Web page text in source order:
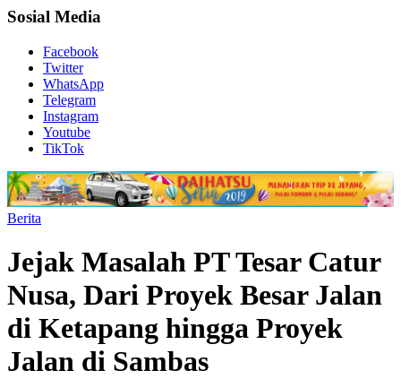
Sosial Media
Facebook
Twitter
WhatsApp
Telegram
Instagram
Youtube
TikTok
Berita
Jejak Masalah PT Tesar Catur
Nusa, Dari Proyek Besar Jalan
di Ketapang hingga Proyek
Jalan di Sambas